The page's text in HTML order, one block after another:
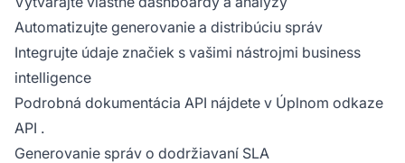
Automatizujte generovanie a distribúciu správ
Integrujte údaje značiek s vašimi nástrojmi business
intelligence
Podrobná dokumentácia API nájdete v Úplnom odkaze
API .
Generovanie správ o dodržiavaní SLA